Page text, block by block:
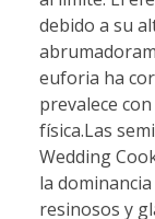
debido a su
euforia ha
prevalece
física.Las
Wedding
la
resinosos y